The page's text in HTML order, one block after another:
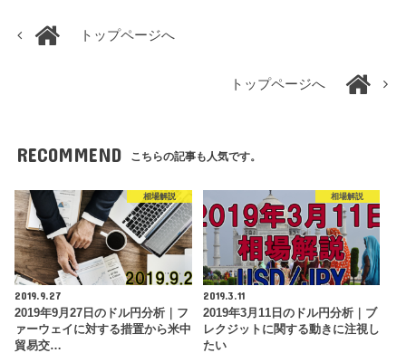
トップページへ
トップページへ
RECOMMEND こちらの記事も人気です。
相場解説
2019.9.27
2019年9月27日のドル円分析｜フ
ァーウェイに対する措置から米中
貿易交…
相場解説
2019.3.11
2019年3月11日のドル円分析｜ブ
レクジットに関する動きに注視し
たい